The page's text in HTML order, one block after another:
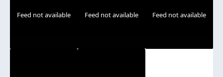
Feed not available Feed not available Feed not available